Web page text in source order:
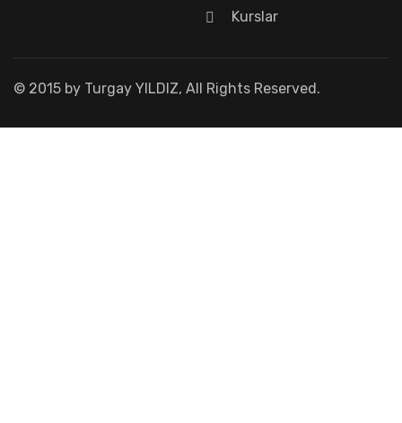
Kurslar
© 2015 by Turgay YILDIZ, All Rights Reserved.